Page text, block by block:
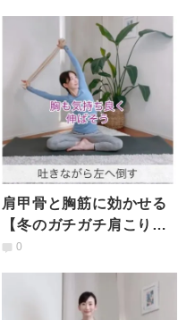
肩甲骨と胸筋に効かせる
【冬のガチガチ肩こりを
ほぐそう】隙間時間にで
0